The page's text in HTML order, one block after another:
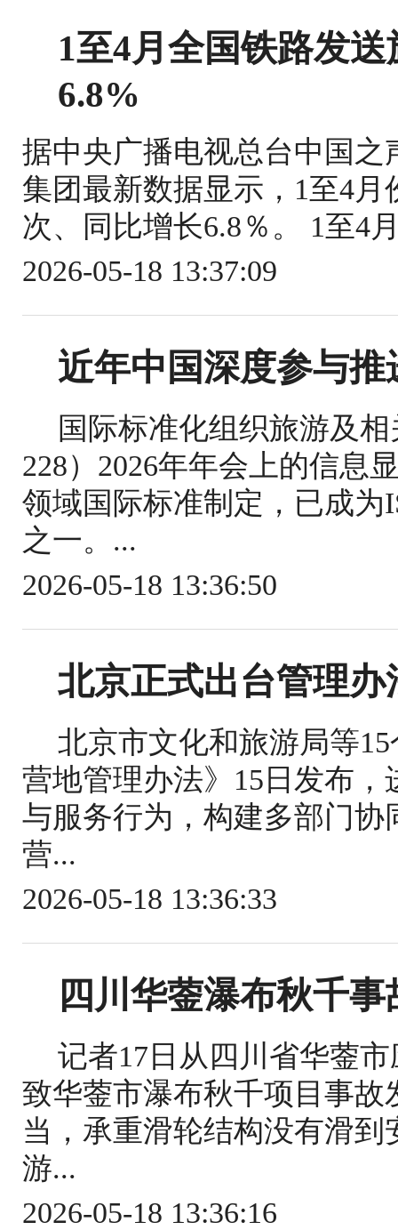
1至4月全国铁路发
6.8%
据中央广播电视总台中国
集团最新数据显示，1至4月
次、同比增长6.8％。 1至4
2026-05-18 13:37:09
近年中国深度参与
国际标准化组织旅游及
228）2026年年会上的信息
领域国际标准制定，已成为
之一。...
2026-05-18 13:36:50
北京正式出台管理
北京市文化和旅游局等
营地管理办法》15日发布
与服务行为，构建多部门
营...
2026-05-18 13:36:33
四川华蓥瀑布秋千
记者17日从四川省华蓥
致华蓥市瀑布秋千项目事
当，承重滑轮结构没有滑
游...
2026-05-18 13:36:16